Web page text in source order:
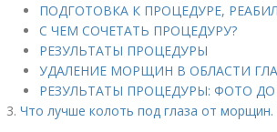
ПОДГОТОВКА К ПРОЦЕДУРЕ,
С ЧЕМ СОЧЕТАТЬ ПРОЦЕДУРУ?
РЕЗУЛЬТАТЫ ПРОЦЕДУРЫ
УДАЛЕНИЕ МОРЩИН В ОБЛАСТИ
РЕЗУЛЬТАТЫ ПРОЦЕДУРЫ: ФОТО
Что лучше колоть под глаза от